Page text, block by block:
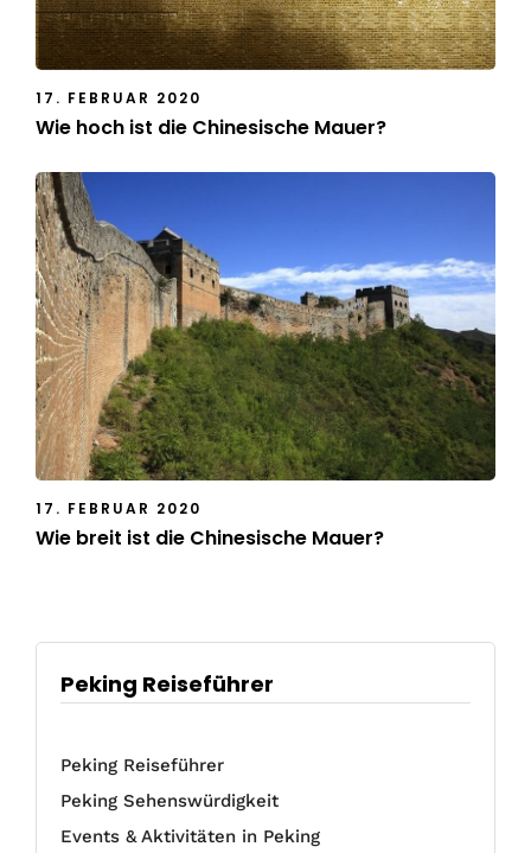
17. FEBRUAR 2020
Wie hoch ist die Chinesische Mauer?
17. FEBRUAR 2020
Wie breit ist die Chinesische Mauer?
Peking Reiseführer
Peking Reiseführer
Peking Sehenswürdigkeit
Events & Aktivitäten in Peking